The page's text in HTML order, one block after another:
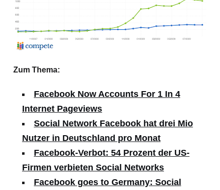
Zum Thema:
Facebook Now Accounts For 1 In 4
Internet Pageviews
Social Network Facebook hat drei Mio
Nutzer in Deutschland pro Monat
Facebook-Verbot: 54 Prozent der US-
Firmen verbieten Social Networks
Facebook goes to Germany: Social